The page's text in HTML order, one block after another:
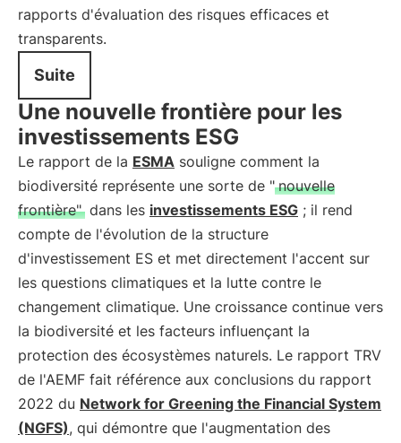
rapports d'évaluation des risques efficaces et
transparents.
Suite
Une nouvelle frontière pour les
investissements ESG
Le rapport de la ESMA souligne comment la
biodiversité représente une sorte de " nouvelle
frontière" dans les investissements ESG ; il rend
compte de l'évolution de la structure
d'investissement ES et met directement l'accent sur
les questions climatiques et la lutte contre le
changement climatique. Une croissance continue vers
la biodiversité et les facteurs influençant la
protection des écosystèmes naturels. Le rapport TRV
de l'AEMF fait référence aux conclusions du rapport
2022 du Network for Greening the Financial System
(NGFS), qui démontre que l'augmentation des